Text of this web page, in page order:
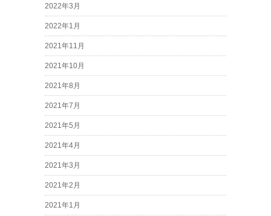
2022年3月
2022年1月
2021年11月
2021年10月
2021年8月
2021年7月
2021年5月
2021年4月
2021年3月
2021年2月
2021年1月